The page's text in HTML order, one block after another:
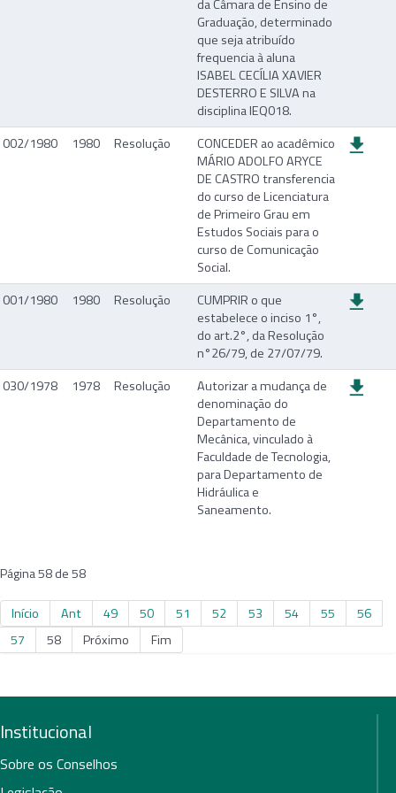
da Câmara de Ensino de
Graduação, determinado
que seja atribuído
frequencia à aluna
ISABEL CECÍLIA XAVIER
DESTERRO E SILVA na
disciplina IEQ018.
002/1980
1980 Resolução
CONCEDER ao acadêmico
MÁRIO ADOLFO ARYCE
DE CASTRO transferencia
do curso de Licenciatura
de Primeiro Grau em
Estudos Sociais para o
curso de Comunicação
Social.
001/1980
1980 Resolução
CUMPRIR o que
estabelece o inciso 1°,
do art.2°, da Resolução
n°26/79, de 27/07/79.
030/1978
1978 Resolução
Autorizar a mudança de
denominação do
Departamento de
Mecânica, vinculado à
Faculdade de Tecnologia,
para Departamento de
Hidráulica e
Saneamento.
Página 58 de 58
Início Ant 49 50 51 52 53 54 55
56
57
58 Próximo Fim
Institucional
Sobre os Conselhos